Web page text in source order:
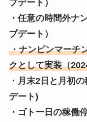
プデート）
・任意の時間外ナ
プデート）
・ナンピンマーチ
クとして実装（
・月末2日と月初
デート)
・ゴトー日の稼働